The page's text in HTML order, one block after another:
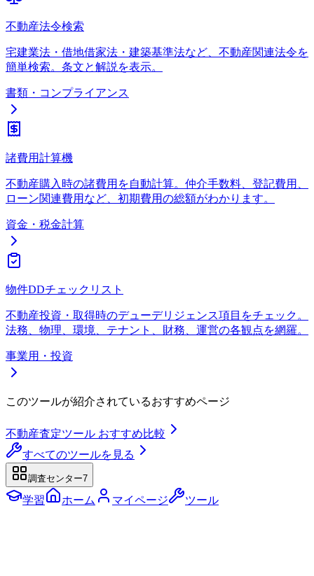
不動産法令検索
宅建業法・借地借家法・建築基準法など、不動産関連法令を
簡単検索。条文と解説を表示。
書類・コンプライアンス
諸費用計算機
不動産購入時の諸費用を自動計算。仲介手数料、登記費用、
ローン関連費用など、初期費用の総額がわかります。
資金・税金計算
物件DDチェックリスト
不動産投資・取得時のデューデリジェンス項目をチェック。
法務、物理、環境、テナント、財務、運営の各観点を網羅。
事業用・投資
このツールが紹介されているおすすめページ
不動産査定ツール おすすめ比較
すべてのツールを見る
調査センター7
学習 ホーム マイページ ツール